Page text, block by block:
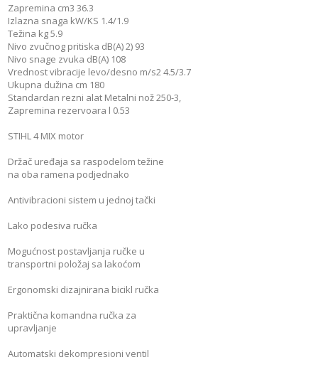
Zapremina cm3 36.3
Izlazna snaga kW/KS 1.4/1.9
Težina kg 5.9
Nivo zvučnog pritiska dB(A) 2) 93
Nivo snage zvuka dB(A) 108
Vrednost vibracije levo/desno m/s2 4.5/3.7
Ukupna dužina cm 180
Standardan rezni alat Metalni nož 250-3,
Zapremina rezervoara l 0.53
STIHL 4 MIX motor
Držač uređaja sa raspodelom težine
na oba ramena podjednako
Antivibracioni sistem u jednoj tački
Lako podesiva ručka
Mogućnost postavljanja ručke u
transportni položaj sa lakoćom
Ergonomski dizajnirana bicikl ručka
Praktična komandna ručka za
upravljanje
Automatski dekompresioni ventil